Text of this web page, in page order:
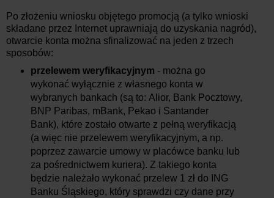
Po złożeniu wniosku objętego promocją (a tylko wnioski
składane przez Internet uprawniają do uzyskania nagród),
otwarcie konta można sfinalizować na jeden z trzech
sposobów:
przelewem weryfikacyjnym - można go
wykonać wyłącznie z własnego konta w
wybranych bankach (są to: Alior, Bank Pocztowy,
BNP Paribas, mBank, Pekao i Santander
Bank), które zostało otwarte z pełną weryfikacją
(a więc nie przelewem weryfikacyjnym, a np.
poprzez zawarcie umowy w placówce banku lub
za pośrednictwem kuriera). Z takiego konta
będzie należało wykonać przelew 1 zł do ING
Banku Śląskiego, który sprawdzi czy dane przy